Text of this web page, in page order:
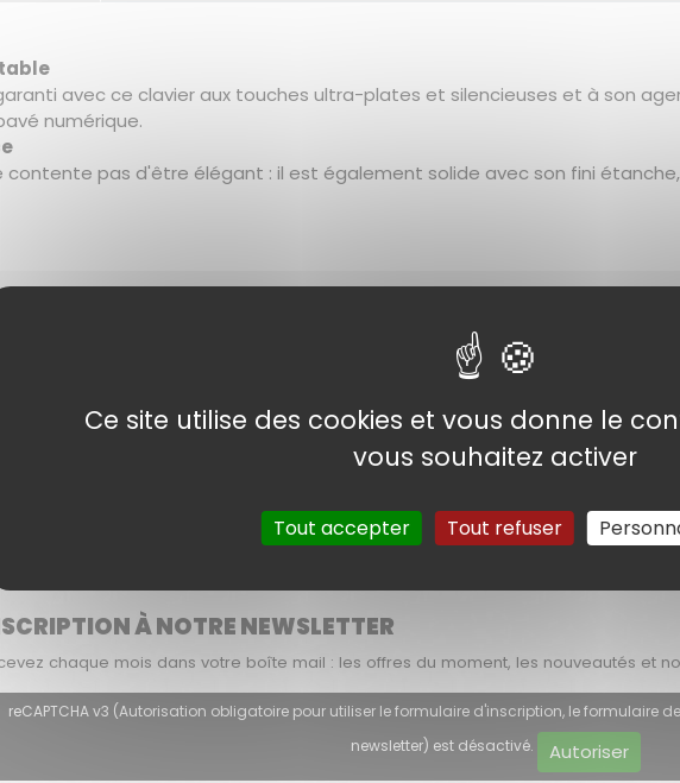
avec ce clavier aux touches ultra-plates et silencieuses et à son
numérique.
contente pas d'être élégant : il est également solide avec son fini
sur cette fiche sont fournies à titre indicatif. Elles sont compilées à partir de
en œuvre pour vous apporter les indications les plus justes
son achat, soit en prenant contact avec le site marchand, ou en se référant au
que nous puissions corriger ces informations. Photos non contractuelles.
| date de modification : Le Mercredi 20 Mai 2026 à 09h17
À NOTRE NEWSLETTER
chaque mois dans votre boîte mail : les offres du moment, les nouveautés et
reCAPTCHA v3 (Autorisation obligatoire pour utiliser le formulaire d'inscription, le formulaire
newsletter) est désactivé.
Autoriser
Ce site utilise des cookies et vous donne le
vous souhaitez activer
Tout accepter Tout refuser